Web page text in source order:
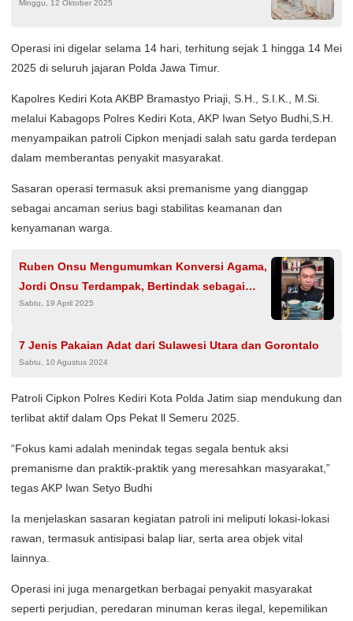
Minggu, 12 Oktober 2025
Operasi ini digelar selama 14 hari, terhitung sejak 1 hingga 14 Mei
2025 di seluruh jajaran Polda Jawa Timur.
Kapolres Kediri Kota AKBP Bramastyo Priaji, S.H., S.I.K., M.Si.
melalui Kabagops Polres Kediri Kota, AKP Iwan Setyo Budhi,S.H.
menyampaikan patroli Cipkon menjadi salah satu garda terdepan
dalam memberantas penyakit masyarakat.
Sasaran operasi termasuk aksi premanisme yang dianggap
sebagai ancaman serius bagi stabilitas keamanan dan
kenyamanan warga.
Ruben Onsu Mengumumkan Konversi Agama,
Jordi Onsu Terdampak, Bertindak sebagai
Kritikus: Berita Utamanya Direspons oleh
Sabtu, 19 April 2025
7 Jenis Pakaian Adat dari Sulawesi Utara dan Gorontalo
Sabtu, 10 Agustus 2024
Patroli Cipkon Polres Kediri Kota Polda Jatim siap mendukung dan
terlibat aktif dalam Ops Pekat ll Semeru 2025.
“Fokus kami adalah menindak tegas segala bentuk aksi
premanisme dan praktik-praktik yang meresahkan masyarakat,”
tegas AKP Iwan Setyo Budhi
Ia menjelaskan sasaran kegiatan patroli ini meliputi lokasi-lokasi
rawan, termasuk antisipasi balap liar, serta area objek vital
lainnya.
Operasi ini juga menargetkan berbagai penyakit masyarakat
seperti perjudian, peredaran minuman keras ilegal, kepemilikan